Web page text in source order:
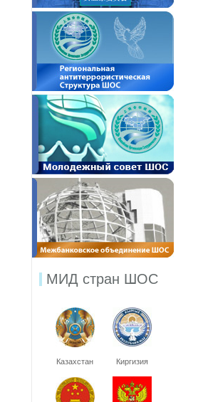
МИД стран ШОС
Казахстан Киргизия